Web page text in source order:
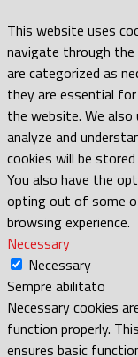
This website uses
navigate through
are categorized as
they are essential
the website. We
analyze and
cookies will be
You also have the
opting out of some
browsing experience.
Necessary
Necessary
Sempre abilitato
Necessary cookies
function properly.
ensures basic